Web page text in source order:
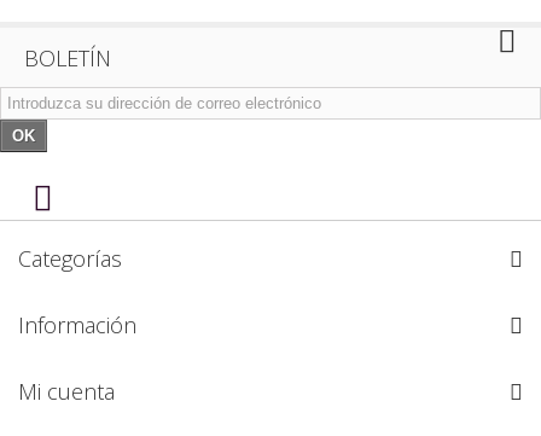
BOLETÍN
OK
Categorías
Información
Mi cuenta